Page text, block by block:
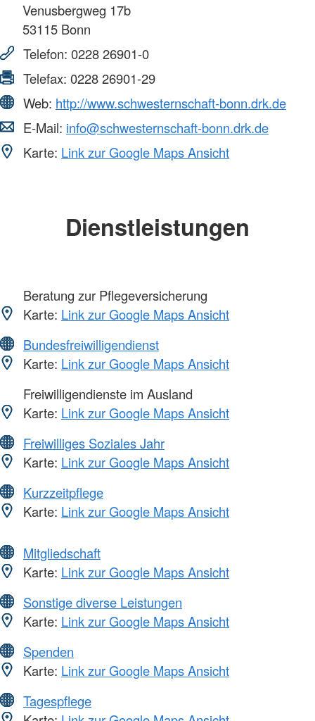
Venusbergweg 17b
53115 Bonn
Telefon: 0228 26901-0
Telefax: 0228 26901-29
Web: http://www.schwesternschaft-bonn.drk.de
E-Mail: info@schwesternschaft-bonn.drk.de
Karte: Link zur Google Maps Ansicht
Dienstleistungen
Beratung zur Pflegeversicherung
Karte: Link zur Google Maps Ansicht
Bundesfreiwilligendienst
Karte: Link zur Google Maps Ansicht
Freiwilligendienste im Ausland
Karte: Link zur Google Maps Ansicht
Freiwilliges Soziales Jahr
Karte: Link zur Google Maps Ansicht
Kurzzeitpflege
Karte: Link zur Google Maps Ansicht
Mitgliedschaft
Karte: Link zur Google Maps Ansicht
Sonstige diverse Leistungen
Karte: Link zur Google Maps Ansicht
Spenden
Karte: Link zur Google Maps Ansicht
Tagespflege